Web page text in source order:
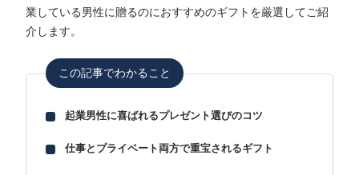
業している男性に贈るのにおすすめのギフトを厳選してご紹
介します。
この記事でわかること
起業男性に喜ばれるプレゼント選びのコツ
仕事とプライベート両方で重宝されるギフト